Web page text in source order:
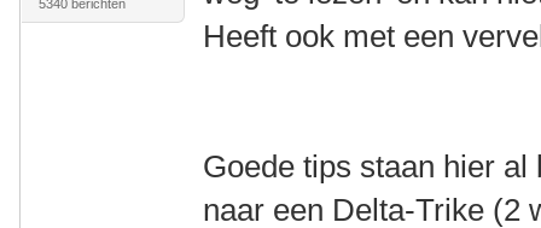
5340 berichten
Heeft ook met een
Goede tips staan hier
naar een Delta-Trike (2